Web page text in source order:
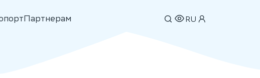
Партнерам RU